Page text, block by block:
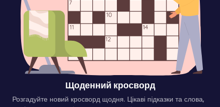
Щоденний кросворд
Розгадуйте новий кросворд щодня. Цікаві підказки та слова,